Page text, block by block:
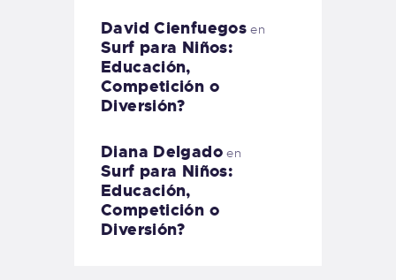
David Cienfuegos en
Surf para Niños:
Educación,
Competición o
Diversión?
Diana Delgadoen
Surf para Niños:
Educación,
Competición o
Diversión?